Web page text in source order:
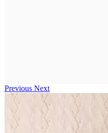
Previous Next